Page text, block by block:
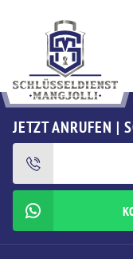
JETZT ANRUFEN |